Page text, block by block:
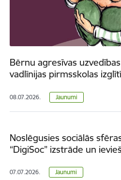
Bērnu agresīvas
vadlīnijas pirmsskolas
08.07.2026. Jaunumi
Noslēgusies sociālās
“DigiSoc” izstrāde un
07.07.2026. Jaunumi